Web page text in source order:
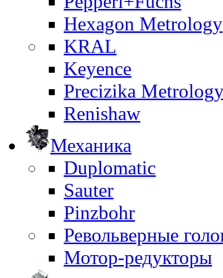
Hexagon Metrology
KRAL
Keyence
Precizika
Renishaw
Механика
Duplomatic
Sauter
Pinzbohr
Револьверные
Мотор-редукторы